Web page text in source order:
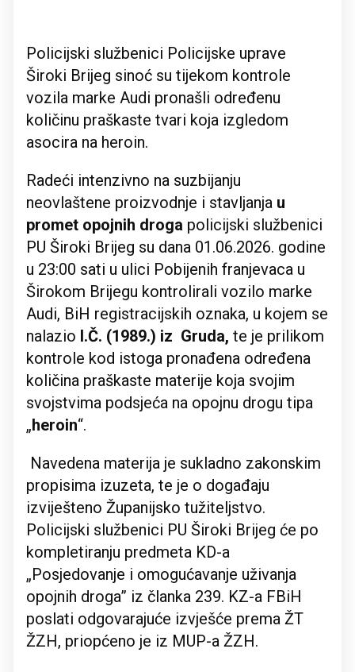
Policijski službenici Policijske uprave
Široki Brijeg sinoć su tijekom kontrole
vozila marke Audi pronašli određenu
količinu praškaste tvari koja izgledom
asocira na heroin.
Radeći intenzivno na suzbijanju
neovlaštene proizvodnje i stavljanja u
promet opojnih droga policijski službenici
PU Široki Brijeg su dana 01.06.2026. godine
u 23:00 sati u ulici Pobijenih franjevaca u
Širokom Brijegu kontrolirali vozilo marke
Audi, BiH registracijskih oznaka, u kojem se
nalazio I.Č. (1989.) iz Gruda, te je prilikom
kontrole kod istoga pronađena određena
količina praškaste materije koja svojim
svojstvima podsjeća na opojnu drogu tipa
„heroin“.
Navedena materija je sukladno zakonskim
propisima izuzeta, te je o događaju
izviješteno Županijsko tužiteljstvo.
Policijski službenici PU Široki Brijeg će po
kompletiranju predmeta KD-a
„Posjedovanje i omogućavanje uživanja
opojnih droga” iz članka 239. KZ-a FBiH
poslati odgovarajuće izvješće prema ŽT
ŽZH, priopćeno je iz MUP-a ŽZH.